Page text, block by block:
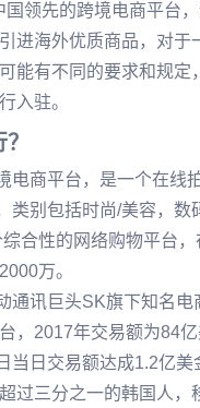
领先的跨境电商平台
进海外优质商品，对
能有不同的要求和规
入驻。
电商平台，是一个在线
类别包括时尚/美容，
合性的网络购物平台
万。
通讯巨头SK旗下知名
，2017年交易额为84
当日交易额达成1.2亿
过三分之一的韩国人，